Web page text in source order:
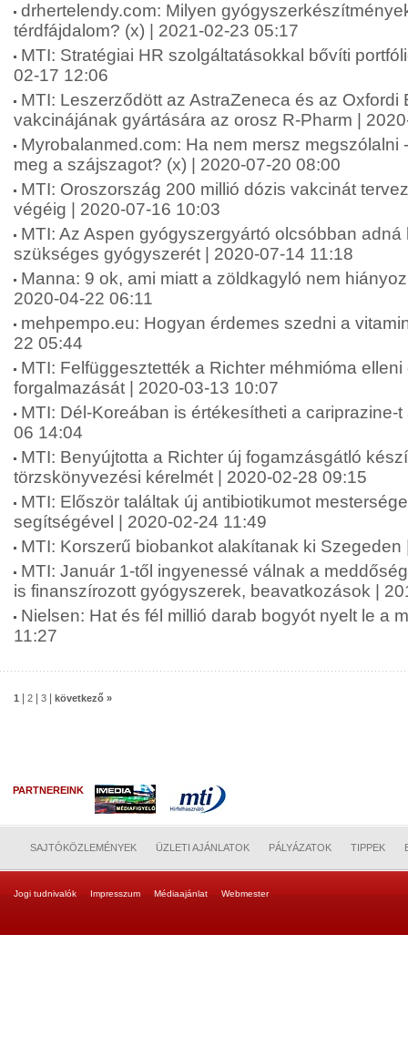
drhertelendy.com: Milyen
térdfájdalom? (x) | 2021-02-23 05:17
MTI: Stratégiai HR szolgáltatásokkal bővíti
02-17 12:06
MTI: Leszerződött az AstraZeneca és az Oxfordi
vakcinájának gyártására az orosz R-Pharm |
Myrobalanmed.com: Ha nem mersz megszólalni
meg a szájszagot? (x) | 2020-07-20 08:00
MTI: Oroszország 200 millió dózis vakcinát
végéig | 2020-07-16 10:03
MTI: Az Aspen gyógyszergyártó olcsóbban
szükséges gyógyszerét | 2020-07-14 11:18
Manna: 9 ok, ami miatt a zöldkagyló nem
2020-04-22 06:11
mehpempo.eu: Hogyan érdemes szedni a
22 05:44
MTI: Felfüggesztették a Richter méhmióma
forgalmazását | 2020-03-13 10:07
MTI: Dél-Koreában is értékesítheti a cariprazine-
06 14:04
MTI: Benyújtotta a Richter új fogamzásgátló
törzskönyvezési kérelmét | 2020-02-28 09:15
MTI: Először találtak új antibiotikumot
segítségével | 2020-02-24 11:49
MTI: Korszerű biobankot alakítanak ki
MTI: Január 1-től ingyenessé válnak a
is finanszírozott gyógyszerek, beavatkozások |
Nielsen: Hat és fél millió darab bogyót nyelt le a
11:27
1 2 3 következő »
PARTNEREINK
SAJTÓKÖZLEMÉNYEK ÜZLETI AJÁNLATOK PÁLYÁZATOK TIPPEK
Jogi tudnivalók Impresszum Médiaajánlat Webmester